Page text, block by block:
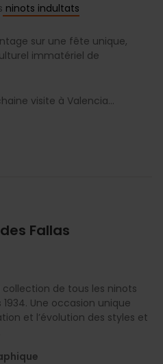
ninots indultats
sur une fête unique,
immatériel de
visite à Valencia…
Fallas
de tous les ninots
Une occasion unique
et l’évolution des styles et